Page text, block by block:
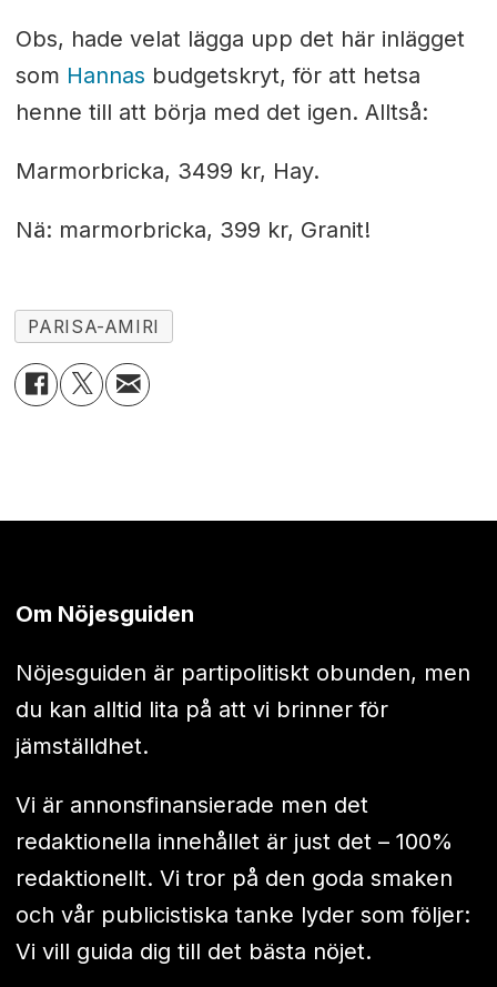
Obs, hade velat lägga upp det här inlägget
som Hannas budgetskryt, för att hetsa
henne till att börja med det igen. Alltså:
Marmorbricka, 3499 kr, Hay.
Nä: marmorbricka, 399 kr, Granit!
PARISA-AMIRI
Om Nöjesguiden
Nöjesguiden är partipolitiskt obunden, men
du kan alltid lita på att vi brinner för
jämställdhet.
Vi är annonsfinansierade men det
redaktionella innehållet är just det – 100%
redaktionellt. Vi tror på den goda smaken
och vår publicistiska tanke lyder som följer:
Vi vill guida dig till det bästa nöjet.